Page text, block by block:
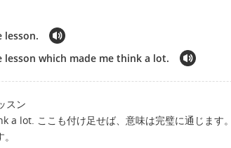
lesson.
lesson which made me think a lot.
スン
lot. ここも付け足せば、意味は完璧に通じます。